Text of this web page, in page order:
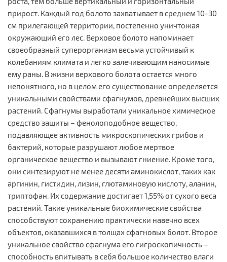
прирост. Каждый год болото захватывает в среднем 10-30
см прилегающей территории, постепенно уничтожая
окружающий его лес. Верховое болото напоминает
своеобразный суперорганизм весьма устойчивый к
колебаниям климата и легко залечивающим наносимые
ему раны. В жизни верхового болота остается много
непонятного, но в целом его существование определяется
уникальными свойствами сфагнумов, древнейших высших
растений. Сфагнумы выработали уникальное химическое
средство защиты – фенолоподобное вещество,
подавляющее активность микроскопических грибов и
бактерий, которые разрушают любое мертвое
органическое вещество и вызывают гниение. Кроме того,
они синтезируют не менее десяти аминокислот, таких как
аргинин, гистидин, лизин, глютаминовую кислоту, аланин,
триптофан. Их содержание достигает 1,55% от сухого веса
растений. Такие уникальные биохимические свойства
способствуют сохранению практически навечно всех
объектов, оказавшихся в толщах сфагновых болот. Второе
уникальное свойство сфагнума его гигроскопичность –
способность впитывать в себя большое количество влаги